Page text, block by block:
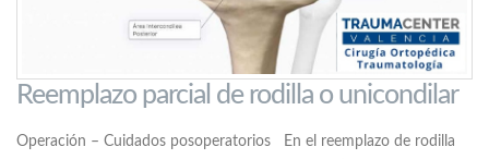
Reemplazo parcial de rodilla o unicondilar
Operación – Cuidados posoperatorios En el reemplazo de rodilla